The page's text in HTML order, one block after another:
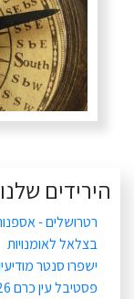
הירידים
רטרושלים -
בצלאל לאומנויות
ישפרו סנטר
פסטיבל עין כרם 2026